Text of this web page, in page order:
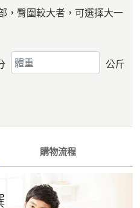
，臀圍較大者，可選擇大一
公斤
購物流程